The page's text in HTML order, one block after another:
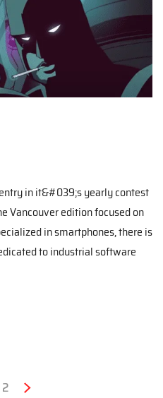
in it&#039;s yearly contest
Vancouver edition focused on
in smartphones, there is
to industrial software
Page
2
Page
›